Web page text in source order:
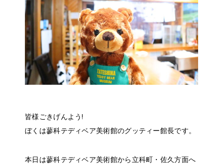
皆様ごきげんよう!
ぼくは蓼科テディベア美術館のグッティー館長です。
本日は蓼科テディベア美術館から立科町・佐久方面へ